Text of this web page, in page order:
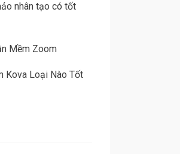
nhân tạo có tốt
Mềm Zoom
Kova Loại Nào Tốt